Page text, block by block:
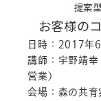
提案
お客様の
日時：2017年
講師：宇野靖
営業）
会場：森の共育